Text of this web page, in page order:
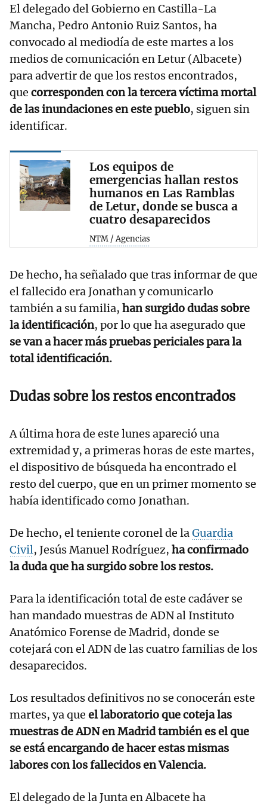
El delegado del Gobierno en Castilla-La
Mancha, Pedro Antonio Ruiz Santos, ha
convocado al mediodía de este martes a los
medios de comunicación en Letur (Albacete)
para advertir de que los restos encontrados,
que corresponden con la tercera víctima mortal
de las inundaciones en este pueblo, siguen sin
identificar.
Los equipos de
emergencias hallan restos
humanos en Las Ramblas
de Letur, donde se busca a
cuatro desaparecidos
NTM / Agencias
De hecho, ha señalado que tras informar de que
el fallecido era Jonathan y comunicarlo
también a su familia, han surgido dudas sobre
la identificación, por lo que ha asegurado que
se van a hacer más pruebas periciales para la
total identificación.
Dudas sobre los restos encontrados
A última hora de este lunes apareció una
extremidad y, a primeras horas de este martes,
el dispositivo de búsqueda ha encontrado el
resto del cuerpo, que en un primer momento se
había identificado como Jonathan.
De hecho, el teniente coronel de laGuardia
Civil, Jesús Manuel Rodríguez, ha confirmado
la duda que ha surgido sobre los restos.
Para la identificación total de este cadáver se
han mandado muestras de ADN al Instituto
Anatómico Forense de Madrid, donde se
cotejará con el ADN de las cuatro familias de los
desaparecidos.
Los resultados definitivos no se conocerán este
martes, ya que el laboratorio que coteja las
muestras de ADN en Madrid también es el que
se está encargando de hacer estas mismas
labores con los fallecidos en Valencia.
El delegado de la Junta en Albacete ha